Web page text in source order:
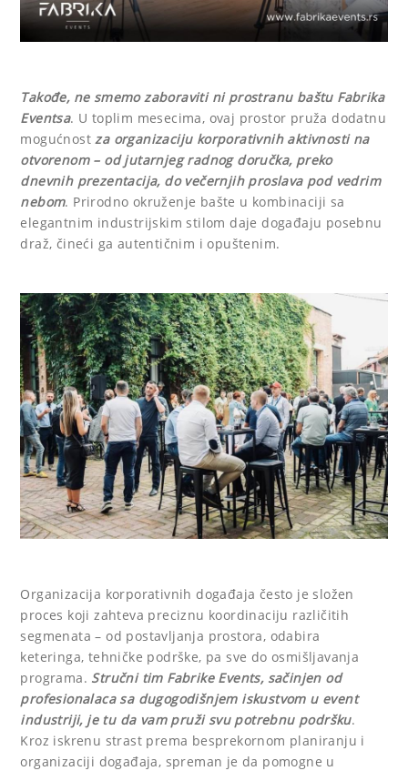
Takođe, ne smemo zaboraviti ni prostranu baštu Fabrika
Eventsa. U toplim mesecima, ovaj prostor pruža dodatnu
mogućnostza organizaciju korporativnih aktivnosti na
otvorenom – od jutarnjeg radnog doručka, preko
dnevnih prezentacija, do večernjih proslava pod vedrim
nebom. Prirodno okruženje bašte u kombinaciji sa
elegantnim industrijskim stilom daje događaju posebnu
draž, čineći ga autentičnim i opuštenim.
Organizacija korporativnih događaja često je složen
proces koji zahteva preciznu koordinaciju različitih
segmenata – od postavljanja prostora, odabira
keteringa, tehničke podrške, pa sve do osmišljavanja
programa. Stručni tim Fabrike Events, sačinjen od
profesionalaca sa dugogodišnjem iskustvom u event
industriji, je tu da vam pruži svu potrebnu podršku.
Kroz iskrenu strast prema besprekornom planiranju i
organizaciji događaja, spreman je da pomogne u